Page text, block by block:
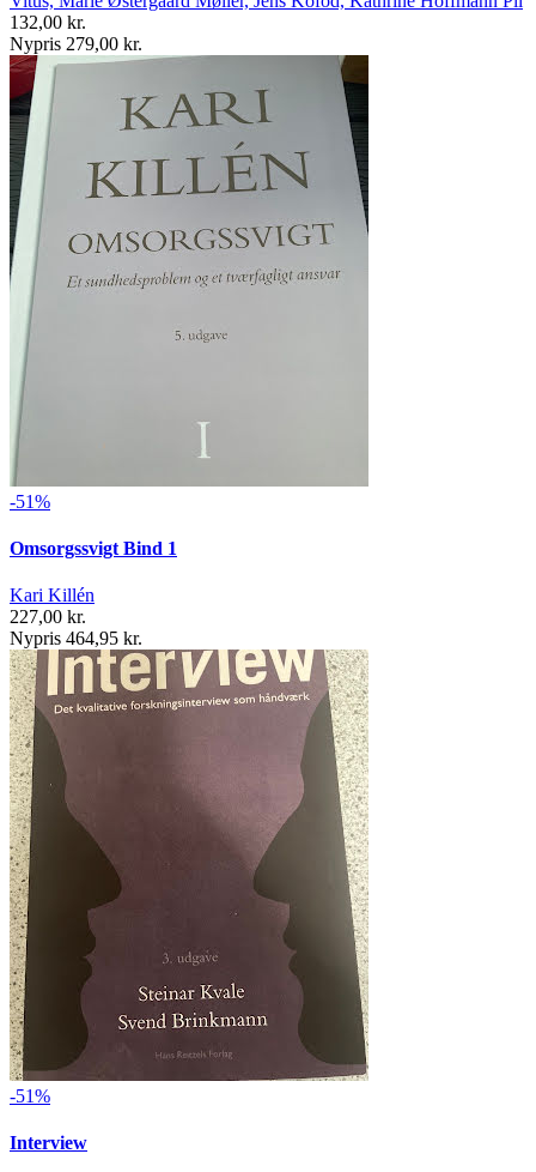
132,00 kr.
Nypris 279,00 kr.
-51%
Omsorgssvigt Bind 1
Kari Killén
227,00 kr.
Nypris 464,95 kr.
-51%
Interview